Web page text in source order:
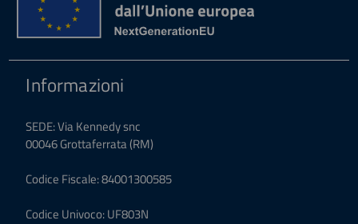
Informazioni
SEDE: Via Kennedy snc
00046 Grottaferrata (RM)
Codice Fiscale: 84001300585
Codice Univoco: UF803N